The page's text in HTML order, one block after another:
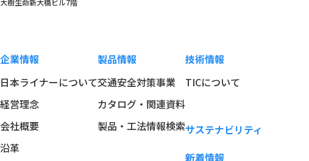
大樹生命新大橋ビル7階
企業情報
日本ライナーについて
経営理念
会社概要
沿革
製品情報
交通安全対策事業
カタログ・関連資料
製品・工法情報検索
技術情報
TICについて
サステナビリティ
新着情報